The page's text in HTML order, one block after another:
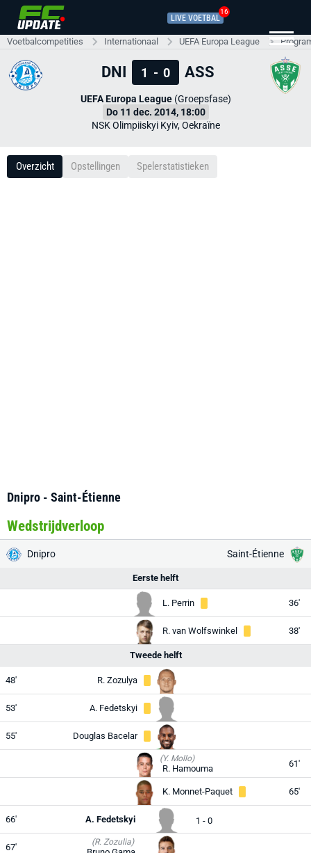
LIVE VOETBAL
16
Voetbalcompetities Internationaal UEFA Europa League
DNI 1 - 0 ASS
UEFA Europa League(Groepsfase)
Do 11 dec. 2014, 18:00
NSK Olimpiiskyi Kyiv, Oekraïne
Overzicht Opstellingen Spelerstatistieken
Dnipro - Saint-Étienne
Wedstrijdverloop
Dnipro Saint-Étienne
Eerste helft
L. Perrin 36'
R. van Wolfswinkel 38'
Tweede helft
48' R. Zozulya
53' A. Fedetskyi
55' Douglas Bacelar
(Y. Mollo)
R. Hamouma 61'
K. Monnet-Paquet 65'
66' A. Fedetskyi 1 - 0
67' (R. Zozulia)